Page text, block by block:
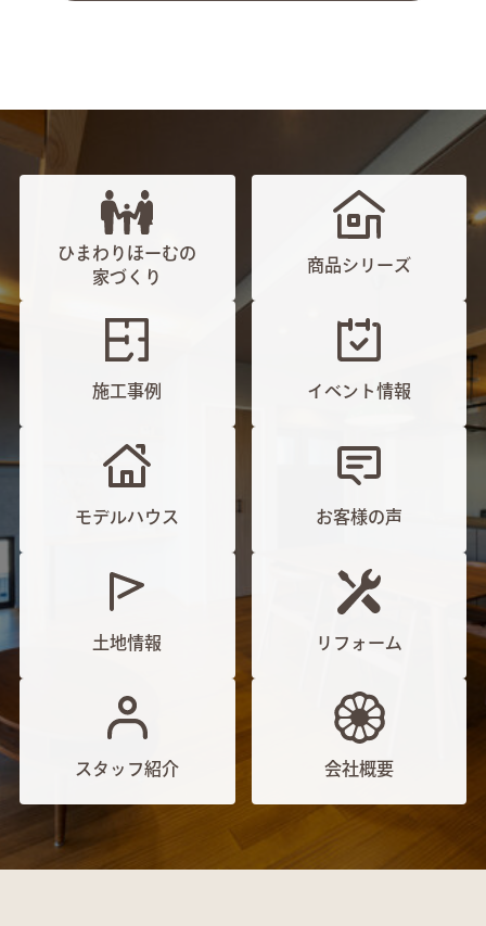
ひまわりほーむの
家づくり
商品シリーズ
施工事例 イベント情報
モデルハウス お客様の声
土地情報 リフォーム
スタッフ紹介 会社概要